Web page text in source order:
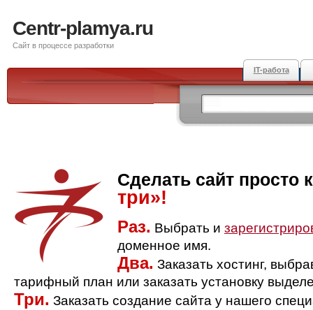
Centr-plamya.ru
Сайт в процессе разработки
IT-работа
Сделать сайт просто
три»!
Раз. Выбрать и
доменное имя.
Два. Заказать хостинг,
тарифный план или заказать установку
Три. Заказать создание сайта у нашего